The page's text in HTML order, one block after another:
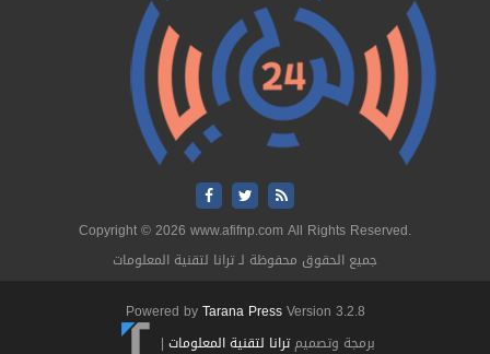
Copyright © 2026 www.afifnp.com All Rights Reserved.
جميع الحقوق محفوظة لـ ترانا لتقنية المعلومات
Powered byTarana PressVersion 3.2.8
برمجة وتصميمترانا لتقنية المعلومات |